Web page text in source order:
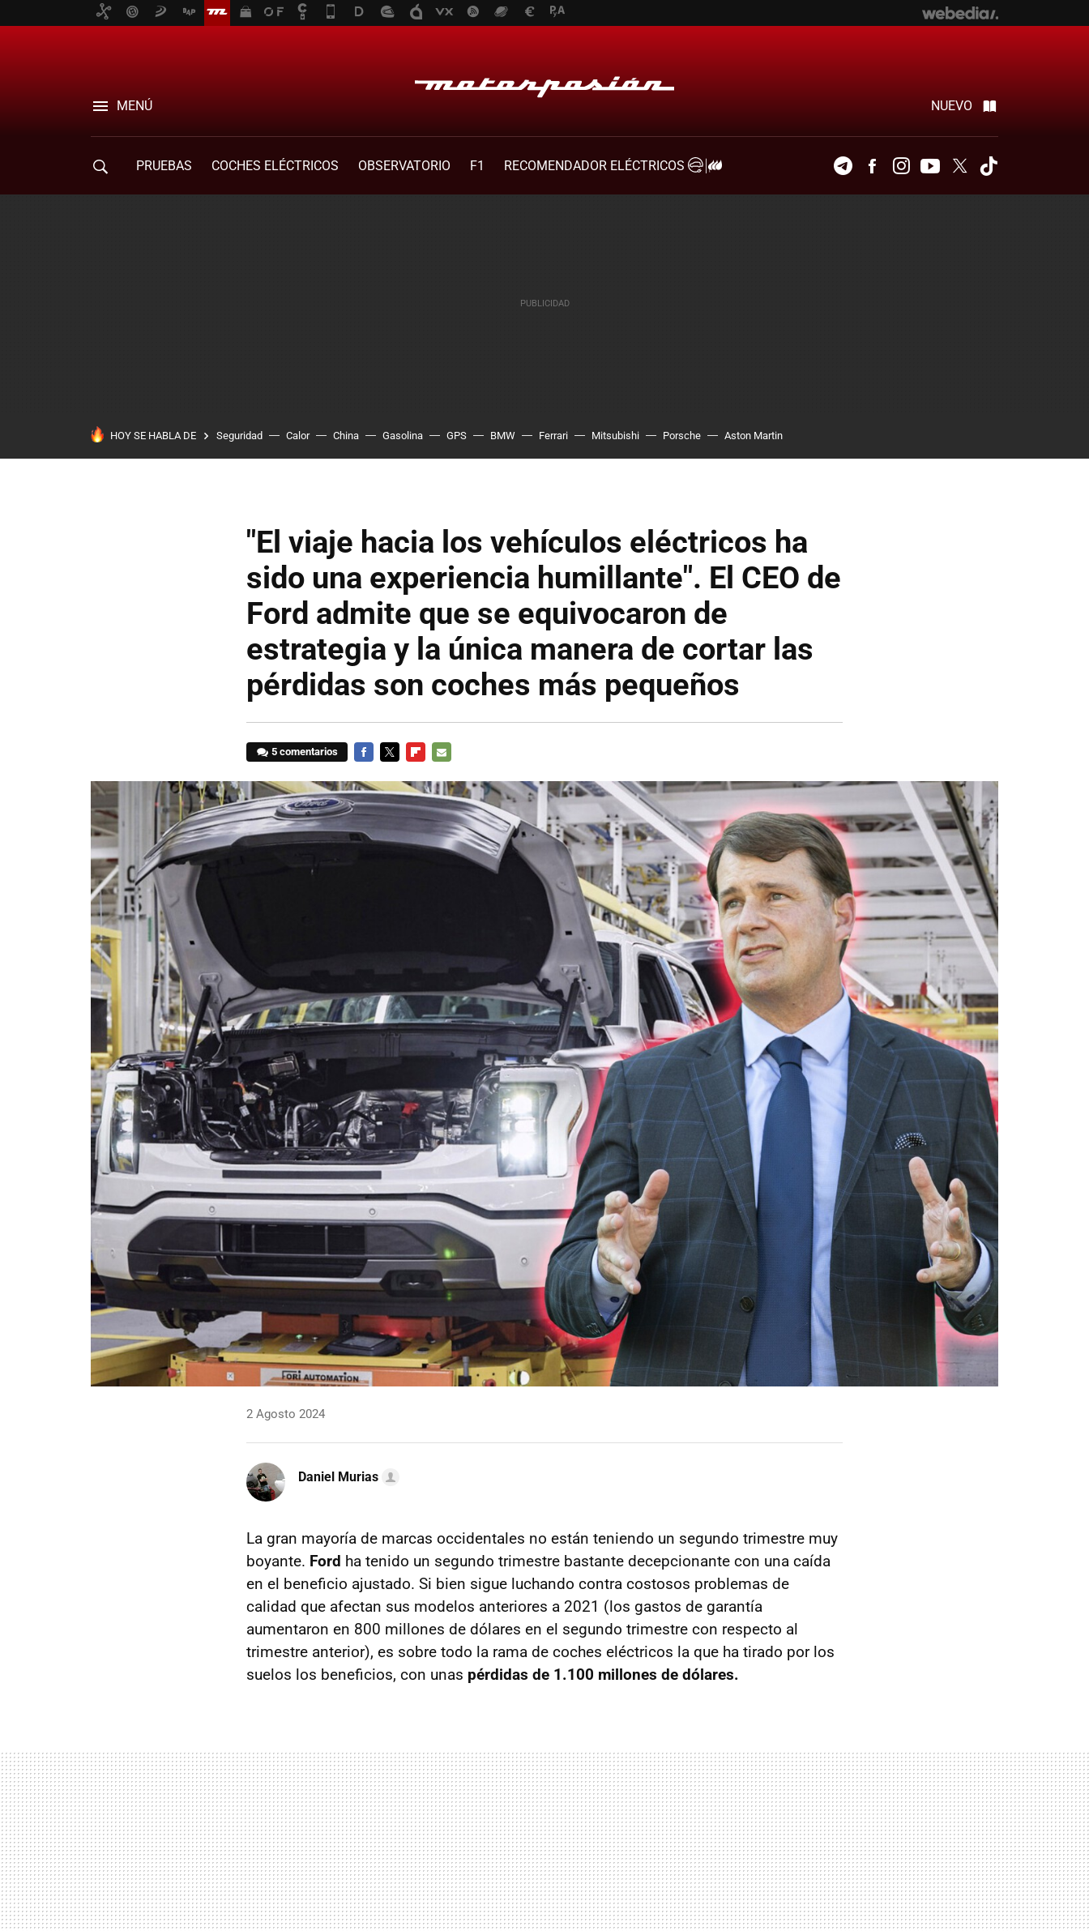
MENÚ NUEVO
PRUEBAS COCHES ELÉCTRICOS OBSERVATORIO F1
RECOMENDADOR ELÉCTRICOS
TelegramFacebookInstagramYoutubeTwitter
HOY SE HABLA DE Seguridad Calor China Gasolina GPS BMW Ferrari Mitsubishi Porsche Aston Martin
"El viaje hacia los vehículos eléctricos ha
sido una experiencia humillante". El CEO de
Ford admite que se equivocaron de
estrategia y la única manera de cortar las
pérdidas son coches más pequeños
5 comentarios
MAIL
2 Agosto 2024
Daniel Murias
La gran mayoría de marcas occidentales no están teniendo un segundo trimestre muy
boyante. Ford ha tenido un segundo trimestre bastante decepcionante con una caída
en el beneficio ajustado. Si bien sigue luchando contra costosos problemas de
calidad que afectan sus modelos anteriores a 2021 (los gastos de garantía
aumentaron en 800 millones de dólares en el segundo trimestre con respecto al
trimestre anterior), es sobre todo la rama de coches eléctricos la que ha tirado por los
suelos los beneficios, con unas pérdidas de 1.100 millones de dólares.